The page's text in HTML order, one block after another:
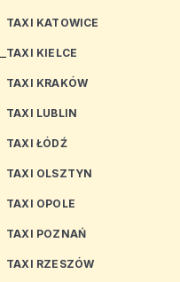
TAXI KATOWICE
TAXI KIELCE
TAXI KRAKÓW
TAXI LUBLIN
TAXI ŁÓDŹ
TAXI OLSZTYN
TAXI OPOLE
TAXI POZNAŃ
TAXI RZESZÓW